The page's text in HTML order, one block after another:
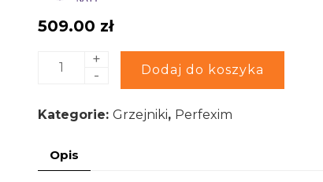
509.00 zł
ilość
stalowy
600x1100
+
-
Dodaj do koszyka
Alternative:
Kategorie: Grzejniki, Perfexim
Opis